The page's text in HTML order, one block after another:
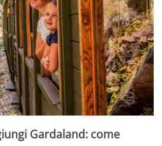
Gardaland: come